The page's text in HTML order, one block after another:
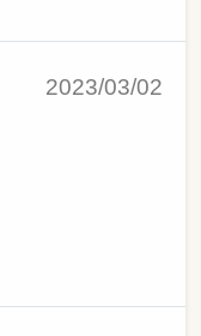
2023/03/02